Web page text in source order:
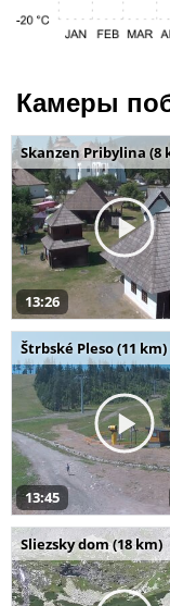
Камеры
Skanzen Pribylina (8
13:26
Štrbské Pleso (11 km)
13:45
Sliezsky dom (18 km)